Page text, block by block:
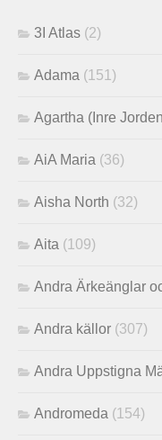
3I Atlas (2)
Adama (151)
Agartha (Inre
AiA Maria (36)
Aisha North (32)
Aita (109)
Andra Ärkeänglar
Andra källor (307)
Andra Uppstigna
Andromeda (154)